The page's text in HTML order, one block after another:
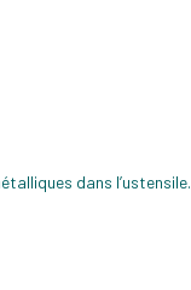
dans l’ustensile.